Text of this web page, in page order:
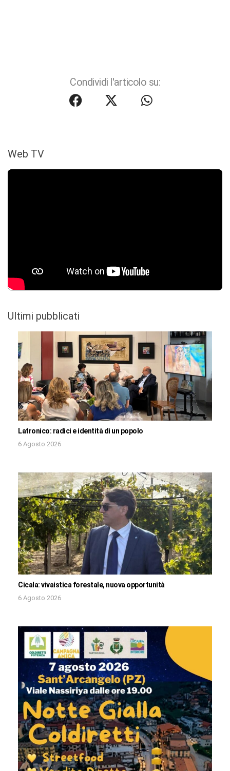
Condividi l'articolo su:
Web TV
Ultimi pubblicati
Latronico: radici e identità di un popolo
6 Agosto 2026
Cicala: vivaistica forestale, nuova opportunità
6 Agosto 2026